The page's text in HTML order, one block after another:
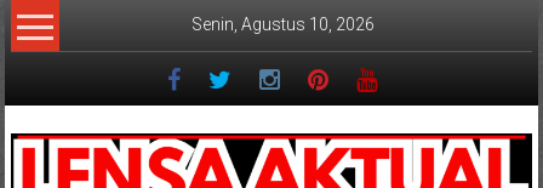
Lompat
ke
Senin, Agustus 10, 2026